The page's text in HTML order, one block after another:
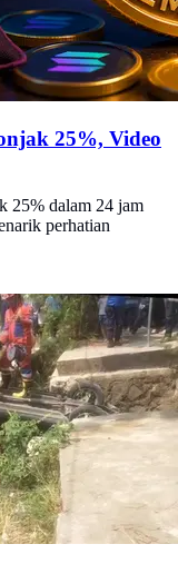
25%, Video
25% dalam 24 jam
perhatian